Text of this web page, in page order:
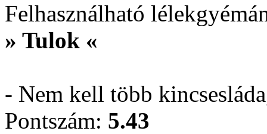
Felhasználható
» Tulok «
- Nem kell több
Pontszám: 5.43